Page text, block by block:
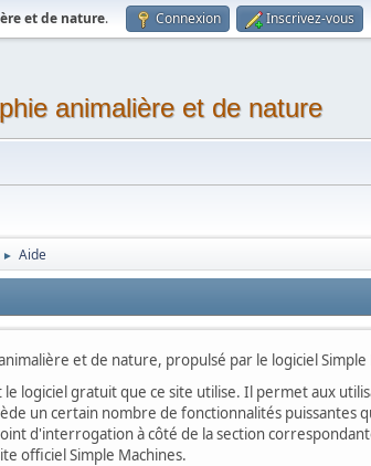
et de nature. Connexion Inscrivez-vous
animalière et de nature
► Aide
et de nature, propulsé par le logiciel Simple
logiciel gratuit que ce site utilise. Il permet aux
un certain nombre de fonctionnalités
d'interrogation à côté de la section
officiel Simple Machines.